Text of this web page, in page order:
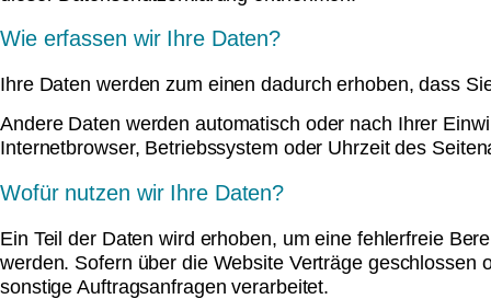
Wie erfassen wir Ihre Daten?
Ihre Daten werden zum einen dadurch erhoben, dass
Andere Daten werden automatisch oder nach Ihrer
Internetbrowser, Betriebssystem oder Uhrzeit des
Wofür nutzen wir Ihre Daten?
Ein Teil der Daten wird erhoben, um eine fehlerfreie
werden. Sofern über die Website Verträge
sonstige Auftragsanfragen verarbeitet.